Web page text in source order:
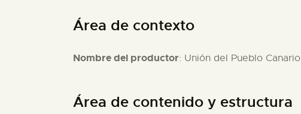
Área de contexto
Nombre del productor: Unión del Pueblo Canario
Área de contenido y estructura